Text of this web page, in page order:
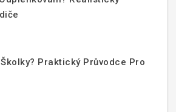
Praktický Průvodce Pro